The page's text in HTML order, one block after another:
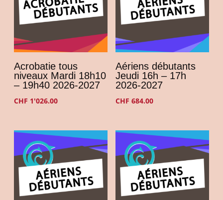
Acrobatie tous
niveaux Mardi 18h10
– 19h40 2026-2027
CHF 1'026.00
Aériens débutants
Jeudi 16h – 17h
2026-2027
CHF 684.00